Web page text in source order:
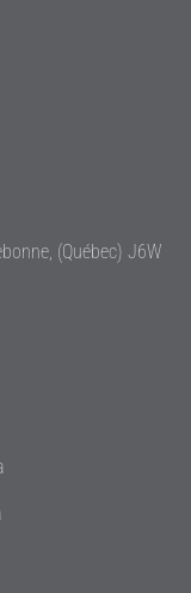
(Québec) J6W